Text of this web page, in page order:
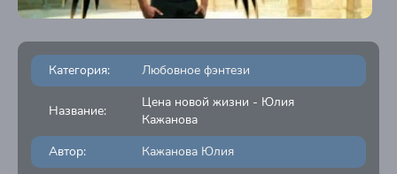
Категория: Любовное фэнтези
Название:
Цена новой жизни - Юлия
Кажанова
Автор:
Кажанова Юлия